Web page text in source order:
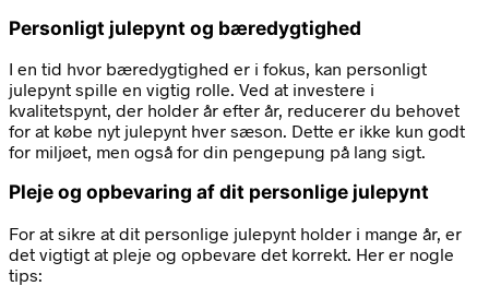
Personligt julepynt og bæredygtighed
I en tid hvor bæredygtighed er i fokus, kan personligt
julepynt spille en vigtig rolle. Ved at investere i
kvalitetspynt, der holder år efter år, reducerer du behovet
for at købe nyt julepynt hver sæson. Dette er ikke kun godt
for miljøet, men også for din pengepung på lang sigt.
Pleje og opbevaring af dit personlige julepynt
For at sikre at dit personlige julepynt holder i mange år, er
det vigtigt at pleje og opbevare det korrekt. Her er nogle
tips: